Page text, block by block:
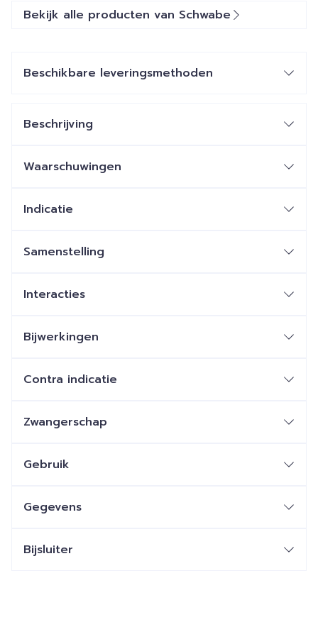
Bekijk alle producten van Schwabe
Beschikbare leveringsmethoden
Beschrijving
Waarschuwingen
Indicatie
Samenstelling
Interacties
Bijwerkingen
Contra indicatie
Zwangerschap
Gebruik
Gegevens
Bijsluiter